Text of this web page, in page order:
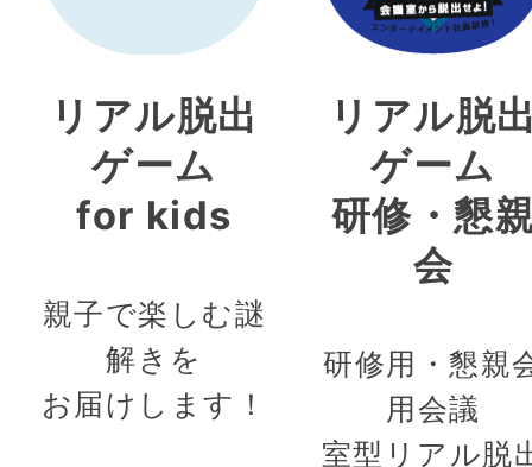
リアル脱出
ゲーム
for kids
親子で楽しむ謎
解きを
お届けします！
リアル脱
ゲーム
研修・懇
会
研修用・懇親
用会議
室型リアル脱